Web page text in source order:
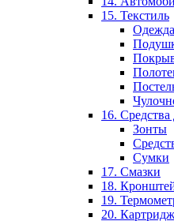
15. Текстиль
Одежда
16.
Зонты
Сумки
17. Смазки
18.
19.
20.